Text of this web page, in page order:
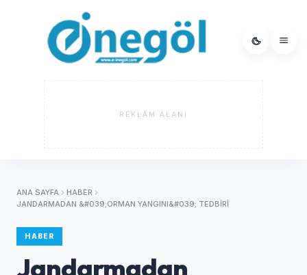
REKLAM ALANI
ANA SAYFA
HABER
JANDARMADAN &#039;ORMAN YANGINI&#039; TEDBIRI
HABER
Jandarmadan